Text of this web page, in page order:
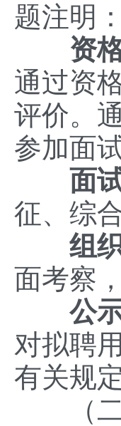
题注明
资格
通过资
评价。
参加面
面试
征、综
组织
面考察
公示
对拟聘
有关规
（二